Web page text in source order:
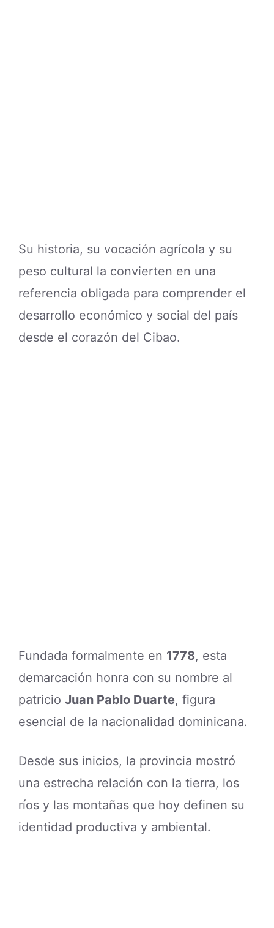
Su historia, su vocación agrícola y su
peso cultural la convierten en una
referencia obligada para comprender el
desarrollo económico y social del país
desde el corazón del Cibao.
Fundada formalmente en 1778, esta
demarcación honra con su nombre al
patricio Juan Pablo Duarte, figura
esencial de la nacionalidad dominicana.
Desde sus inicios, la provincia mostró
una estrecha relación con la tierra, los
ríos y las montañas que hoy definen su
identidad productiva y ambiental.